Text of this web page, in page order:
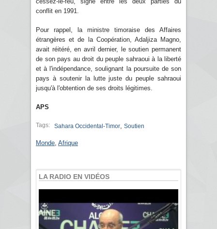
conflit en 1991.
Pour rappel, la ministre timoraise des Affaires
étrangères et de la Coopération, Adaljiza Magno,
avait réitéré, en avril dernier, le soutien permanent
de son pays au droit du peuple sahraoui à la liberté
et à l'indépendance, soulignant la poursuite de son
pays à soutenir la lutte juste du peuple sahraoui
jusqu'à l'obtention de ses droits légitimes.
APS
Tags: Sahara Occidental-Timor Soutien
Monde Afrique
LA RADIO EN VIDÉOS